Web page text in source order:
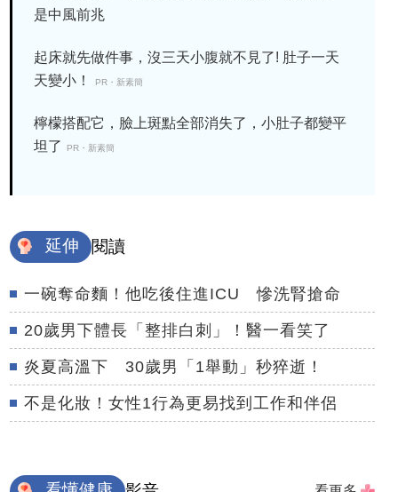
是中風前兆
起床就先做件事，沒三天小腹就不見了! 肚子一天
天變小！
PR・新素簡
檸檬搭配它，臉上斑點全部消失了，小肚子都變平
坦了
PR・新素簡
延伸 閱讀
一碗奪命麵！他吃後住進ICU 慘洗腎搶命
20歲男下體長「整排白刺」！醫一看笑了
炎夏高溫下 30歲男「1舉動」秒猝逝！
不是化妝！女性1行為更易找到工作和伴侶